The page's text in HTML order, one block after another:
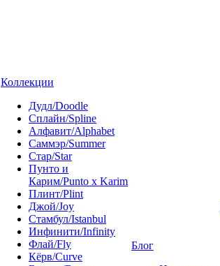
Коллекции
Дудл/Doodle
Сплайн/Spline
Алфавит/Alphabet
Саммэр/Summer
Стар/Star
Пунто и
Карим/Punto x Karim
Плинт/Plint
Джой/Joy
Стамбул/Istanbul
Инфинити/Infinity
Флай/Fly
Кёрв/Curve
Блог